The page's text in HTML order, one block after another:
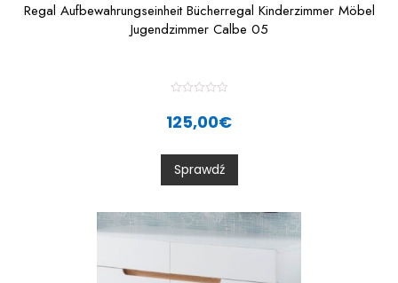
Regal Aufbewahrungseinheit Bücherregal Kinderzimmer Möbel
Jugendzimmer Calbe 05
0
o
u
t
125,00€
Sprawdź